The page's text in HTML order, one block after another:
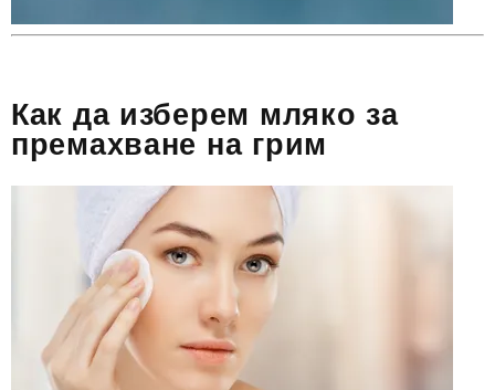
Как да изберем мляко за
премахване на грим